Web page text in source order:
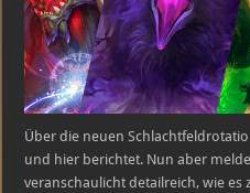
Über die neuen
und hier berichtet. Nun aber
veranschaulicht detailreich, wie es